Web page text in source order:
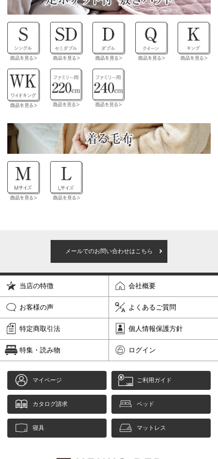
メールでのお問い合わせはこちら
当店の特徴 会社概要
お客様の声 よくあるご質問
特定商取引法 個人情報保護方針
特集・読み物 ログイン
マイページ ご利用ガイド
カタログ請求 ベッド
寝具 マットレス